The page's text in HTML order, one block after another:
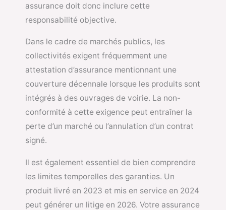
assurance doit donc inclure cette
responsabilité objective.
Dans le cadre de marchés publics, les
collectivités exigent fréquemment une
attestation d’assurance mentionnant une
couverture décennale lorsque les produits sont
intégrés à des ouvrages de voirie. La non-
conformité à cette exigence peut entraîner la
perte d’un marché ou l’annulation d’un contrat
signé.
Il est également essentiel de bien comprendre
les limites temporelles des garanties. Un
produit livré en 2023 et mis en service en 2024
peut générer un litige en 2026. Votre assurance